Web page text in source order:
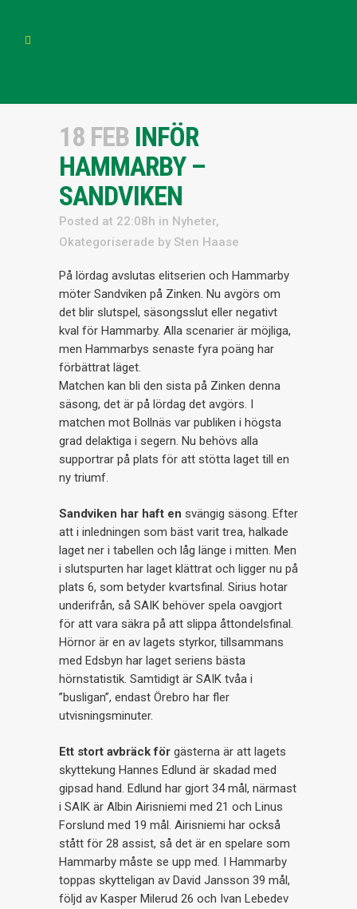
18 FEB INFÖR
HAMMARBY –
SANDVIKEN
Posted at 22:08h in Nyheter,
Okategoriserade by Sten Haase
På lördag avslutas elitserien och Hammarby
möter Sandviken på Zinken. Nu avgörs om
det blir slutspel, säsongsslut eller negativt
kval för Hammarby. Alla scenarier är möjliga,
men Hammarbys senaste fyra poäng har
förbättrat läget.
Matchen kan bli den sista på Zinken denna
säsong, det är på lördag det avgörs. I
matchen mot Bollnäs var publiken i högsta
grad delaktiga i segern. Nu behövs alla
supportrar på plats för att stötta laget till en
ny triumf.
Sandviken har haft en svängig säsong. Efter
att i inledningen som bäst varit trea, halkade
laget ner i tabellen och låg länge i mitten. Men
i slutspurten har laget klättrat och ligger nu på
plats 6, som betyder kvartsfinal. Sirius hotar
underifrån, så SAIK behöver spela oavgjort
för att vara säkra på att slippa åttondelsfinal.
Hörnor är en av lagets styrkor, tillsammans
med Edsbyn har laget seriens bästa
hörnstatistik. Samtidigt är SAIK tvåa i
”busligan”, endast Örebro har fler
utvisningsminuter.
Ett stort avbräck för gästerna är att lagets
skyttekung Hannes Edlund är skadad med
gipsad hand. Edlund har gjort 34 mål, närmast
i SAIK är Albin Airisniemi med 21 och Linus
Forslund med 19 mål. Airisniemi har också
stått för 28 assist, så det är en spelare som
Hammarby måste se upp med. I Hammarby
toppas skytteligan av David Jansson 39 mål,
följd av Kasper Milerud 26 och Ivan Lebedev